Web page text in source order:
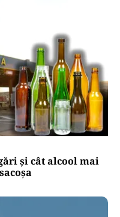
și cât alcool mai